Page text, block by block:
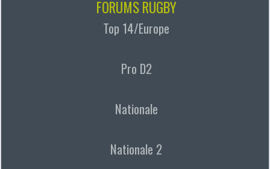
FORUMS RUGBY
Top 14/Europe
Pro D2
Nationale
Nationale 2